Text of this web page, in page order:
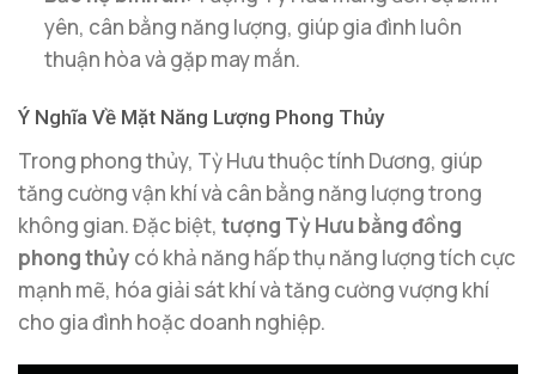
yên, cân bằng năng lượng, giúp gia đình luôn
thuận hòa và gặp may mắn.
Ý Nghĩa Về Mặt Năng Lượng Phong Thủy
Trong phong thủy, Tỳ Hưu thuộc tính Dương, giúp
tăng cường vận khí và cân bằng năng lượng trong
không gian. Đặc biệt, tượng Tỳ Hưu bằng đồng
phong thủy có khả năng hấp thụ năng lượng tích cực
mạnh mẽ, hóa giải sát khí và tăng cường vượng khí
cho gia đình hoặc doanh nghiệp.